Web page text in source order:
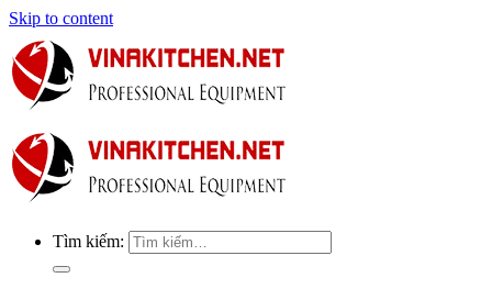
Skip to content
Tìm kiếm: